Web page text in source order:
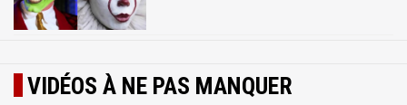
VIDÉOS À NE PAS MANQUER